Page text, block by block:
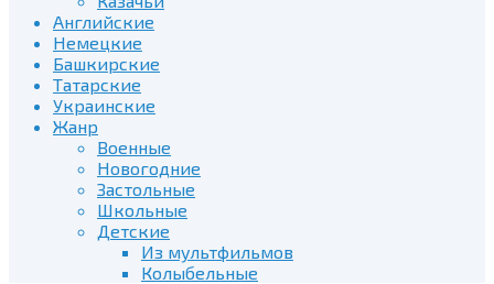
Английские
Немецкие
Башкирские
Татарские
Украинские
Жанр
Военные
Новогодние
Застольные
Школьные
Детские
Из мультфильмов
Колыбельные